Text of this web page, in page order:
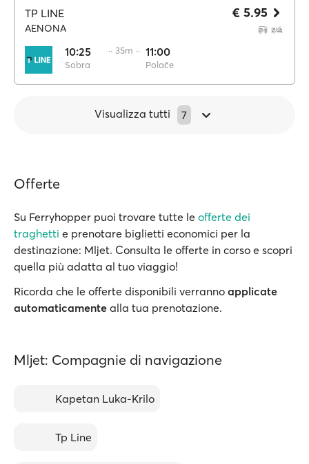
TP LINE
AENONA
10:25
Sobra
·· 35m ·· 11:00
Polače
€ 5.95
Visualizza tutti 7
Offerte
Su Ferryhopper puoi trovare tutte le offerte dei
traghetti e prenotare biglietti economici per la
destinazione: Mljet. Consulta le offerte in corso e scopri
quella più adatta al tuo viaggio!
Ricorda che le offerte disponibili verranno applicate
automaticamente alla tua prenotazione.
Mljet: Compagnie di navigazione
Kapetan Luka-Krilo
Tp Line